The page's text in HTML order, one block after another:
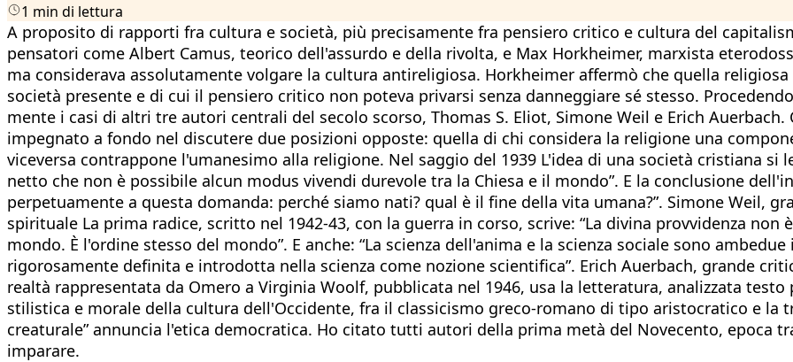
1 min di lettura
A proposito di rapporti fra cultura e società, più precisamente fra pensiero critico e cultura del
pensatori come Albert Camus, teorico dell'assurdo e della rivolta, e Max Horkheimer, marxista
ma considerava assolutamente volgare la cultura antireligiosa. Horkheimer affermò che quella
società presente e di cui il pensiero critico non poteva privarsi senza danneggiare sé stesso.
mente i casi di altri tre autori centrali del secolo scorso, Thomas S. Eliot, Simone Weil e Erich
impegnato a fondo nel discutere due posizioni opposte: quella di chi considera la religione una
viceversa contrappone l'umanesimo alla religione. Nel saggio del 1939 L'idea di una società cristiana si
netto che non è possibile alcun modus vivendi durevole tra la Chiesa e il mondo”. E la conclusione
perpetuamente a questa domanda: perché siamo nati? qual è il fine della vita umana?”. Simone Weil,
spirituale La prima radice, scritto nel 1942-43, con la guerra in corso, scrive: “La divina provvidenza
mondo. È l'ordine stesso del mondo”. E anche: “La scienza dell'anima e la scienza sociale sono
rigorosamente definita e introdotta nella scienza come nozione scientifica”. Erich Auerbach, grande
realtà rappresentata da Omero a Virginia Woolf, pubblicata nel 1946, usa la letteratura, analizzata
stilistica e morale della cultura dell'Occidente, fra il classicismo greco-romano di tipo aristocratico e la
creaturale” annuncia l'etica democratica. Ho citato tutti autori della prima metà del Novecento, epoca
imparare.